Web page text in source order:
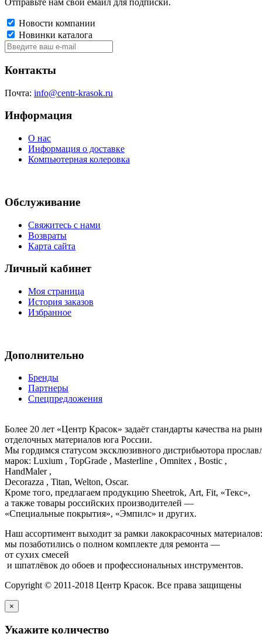
Отправьте нам свой емайл для подписки.
Новости компании
Новинки каталога
Контакты
Почта: info@centr-krasok.ru
Информация
О нас
Информация о доставке
Компьютерная колеровка
Обслуживание
Свяжитесь с нами
Возвраты
Карта сайта
Личный кабинет
Моя страница
История заказов
Избранное
Дополнительно
Бренды
Партнеры
Спецпредложения
Более 20 лет «Центр Красок» задаёт стандарты качества на
отделочных материалов юга России.
Мы гордимся статусом эксклюзивного дистрибьютора
марок: Luxium , TopGrade , Masterline , Omnitex , Bostic ,
HandMaler ,
Decorazza , Titan, Welton, Oscar.
Кроме того, предлагаем продукцию Sheetrok, Art, Fit, «Текс»,
а также товары российских производителей —
«Специальные покрытия», «Эмпилс» и других.
Наш ассортимент выходит за рамки лакокрасочных
мы позаботились о полном комплекте для ремонта —
от сухих смесей
и шпатлёвок до обоев и профессиональных инструментов.
Copyright © 2011-2018 Центр Красок. Все права защищены
×
Укажите количество